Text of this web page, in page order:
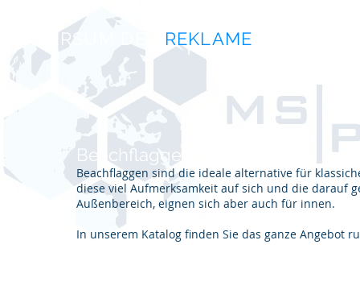
UNIVERSUM DER REKLAME
Beachflaggen
Beachflaggen sind die ideale alternative für
diese viel Aufmerksamkeit auf sich und die darauf
Außenbereich, eignen sich aber auch für innen.
In unserem Katalog finden Sie das ganze Angebot